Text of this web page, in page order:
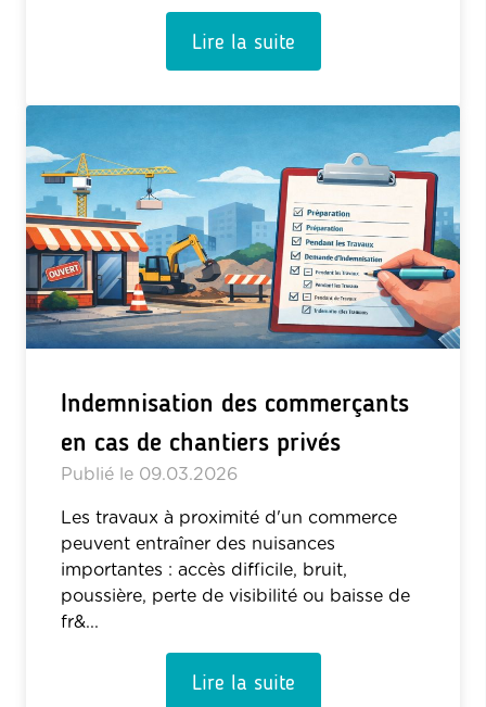
Lire la suite
Indemnisation des commerçants
en cas de chantiers privés
Publié le 09.03.2026
Les travaux à proximité d'un commerce
peuvent entraîner des nuisances
importantes : accès difficile, bruit,
poussière, perte de visibilité ou baisse de
fr&...
Lire la suite